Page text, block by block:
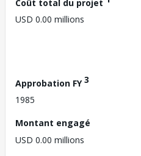
Coût total du projet
USD 0.00 millions
Approbation FY3
1985
Montant engagé
USD 0.00 millions